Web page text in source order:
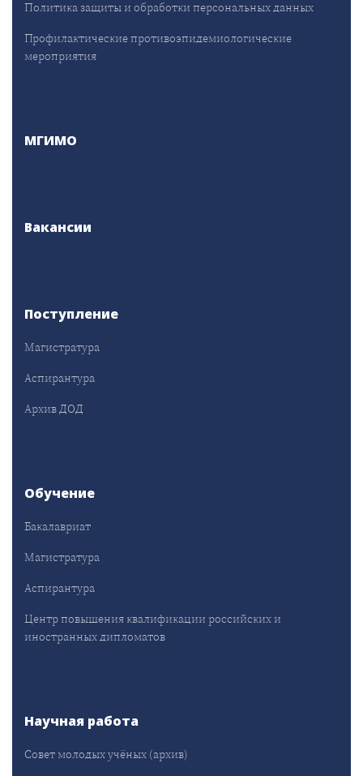
Политика защиты и обработки персональных данных
Профилактические противоэпидемиологические
мероприятия
МГИМО
Вакансии
Поступление
Магистратура
Аспирантура
Архив ДОД
Обучение
Бакалавриат
Магистратура
Аспирантура
Центр повышения квалификации российских и
иностранных дипломатов
Научная работа
Совет молодых учёных (архив)